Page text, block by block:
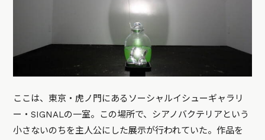
ここは、東京・虎ノ門にあるソーシャルイシューギャラリ
ー・SIGNALの一室。この場所で、シアノバクテリアという
小さないのちを主人公にした展示が行われていた。作品を